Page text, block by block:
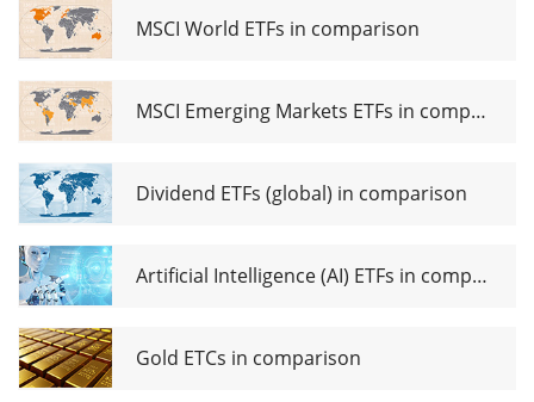
USD
Capitalisation
MSCI World ETFs in comparison
MSCI Emerging Markets ETFs in comparison
Dividend ETFs (global) in comparison
Artificial Intelligence (AI) ETFs in comparison
Gold ETCs in comparison